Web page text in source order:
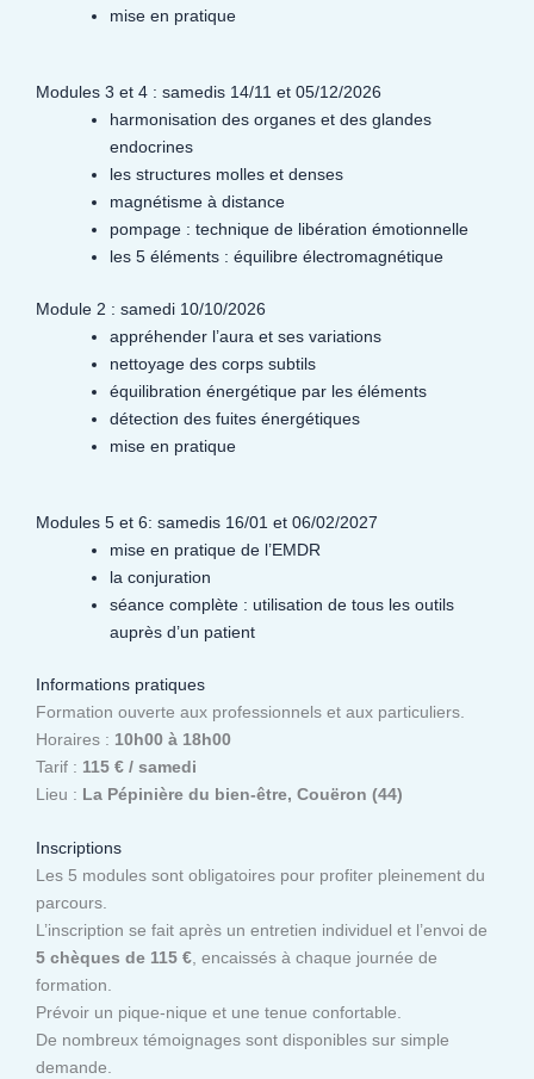
mise en pratique
Modules 3 et 4 : samedis 14/11 et 05/12/2026
harmonisation des organes et des glandes
endocrines
les structures molles et denses
magnétisme à distance
pompage : technique de libération émotionnelle
les 5 éléments : équilibre électromagnétique
Module 2 : samedi 10/10/2026
appréhender l’aura et ses variations
nettoyage des corps subtils
équilibration énergétique par les éléments
détection des fuites énergétiques
mise en pratique
Modules 5 et 6: samedis 16/01 et 06/02/2027
mise en pratique de l’EMDR
la conjuration
séance complète : utilisation de tous les outils
auprès d’un patient
Informations pratiques
Formation ouverte aux professionnels et aux particuliers.
Horaires : 10h00 à 18h00
Tarif : 115 € / samedi
Lieu : La Pépinière du bien-être, Couëron (44)
Inscriptions
Les 5 modules sont obligatoires pour profiter pleinement du
parcours.
L’inscription se fait après un entretien individuel et l’envoi de
5 chèques de 115 €, encaissés à chaque journée de
formation.
Prévoir un pique-nique et une tenue confortable.
De nombreux témoignages sont disponibles sur simple
demande.